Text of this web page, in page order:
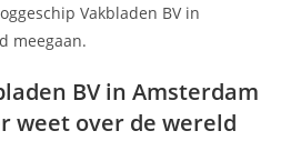
Vakbladen BV in
meegaan.
BV in Amsterdam
weet over de wereld